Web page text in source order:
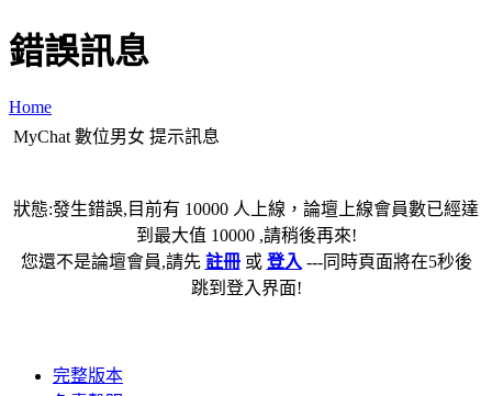
錯誤訊息
Home
MyChat 數位男女 提示訊息
狀態:發生錯誤,目前有 10000 人上線，論壇上線會員數已經達
到最大值 10000 ,請稍後再來!
您還不是論壇會員,請先 註冊或 登入 ---同時頁面將在5秒後
跳到登入界面!
完整版本